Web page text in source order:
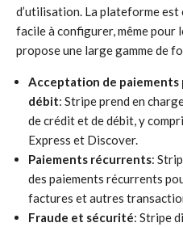
d’utilisation. La plateforme
facile à configurer, même pour
propose une large gamme de
Acceptation de
débit: Stripe prend en
de crédit et de débit, y
Express et Discover.
Paiements récurrents:
des paiements récurrents
factures et autres
Fraude et sécurité: Stripe